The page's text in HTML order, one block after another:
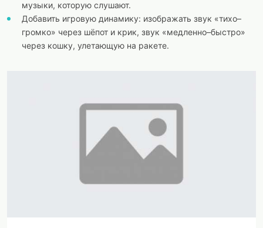
музыки, которую слушают.
Добавить игровую динамику: изображать звук «тихо–
громко» через шёпот и крик, звук «медленно–быстро»
через кошку, улетающую на ракете.